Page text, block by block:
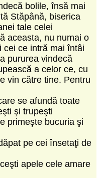
bolile, însă mai
Stăpână, biserica
tale celei
aceasta, nu numai o
cei ce intră mai întâi
pururea vindecă
a celor ce, cu
vin către tine. Pentru
se afundă toate
şi trupeşti
primeşte bucuria şi
pe cei însetaţi de
apele cele amare